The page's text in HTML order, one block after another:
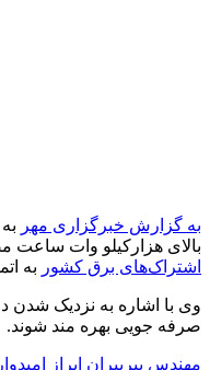
به گزارش خبرگزاری مهر
بالای هزارکیلو وات ساعت
اشتراک‌های برق کشور به
وی با اشاره به نزدیک شدن
صرفه جویی بهره مند شوند.
مهندس پیرپیران ابراز